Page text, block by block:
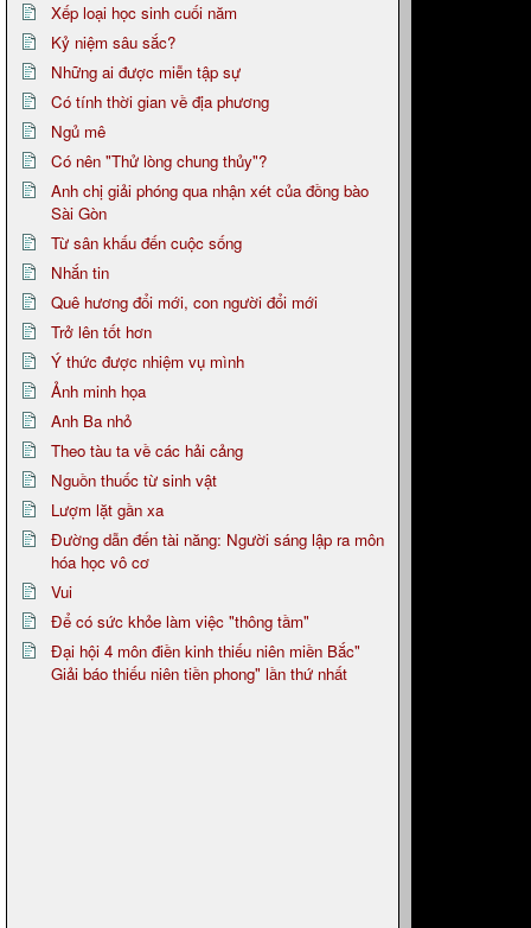
Xếp loại học sinh cuối năm
Kỷ niệm sâu sắc?
Những ai được miễn tập sự
Có tính thời gian về địa phương
Ngủ mê
Có nên "Thử lòng chung thủy"?
Anh chị giải phóng qua nhận xét của đồng bào
Sài Gòn
Từ sân khấu đến cuộc sống
Nhắn tin
Quê hương đổi mới, con người đổi mới
Trở lên tốt hơn
Ý thức được nhiệm vụ mình
Ảnh minh họa
Anh Ba nhỏ
Theo tàu ta về các hải cảng
Nguồn thuốc từ sinh vật
Lượm lặt gần xa
Đường dẫn đến tài năng: Người sáng lập ra môn
hóa học vô cơ
Vui
Để có sức khỏe làm việc "thông tầm"
Đại hội 4 môn điền kinh thiếu niên miền Bắc"
Giải báo thiếu niên tiền phong" lần thứ nhất